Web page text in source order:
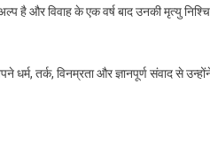
है और विवाह के एक वर्ष बाद उनकी मृत्यु
तर्क, विनम्रता और ज्ञानपूर्ण संवाद से